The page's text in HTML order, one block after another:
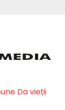
Da vieții